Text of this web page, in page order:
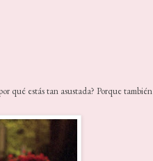
qué estás tan asustada? Porque también